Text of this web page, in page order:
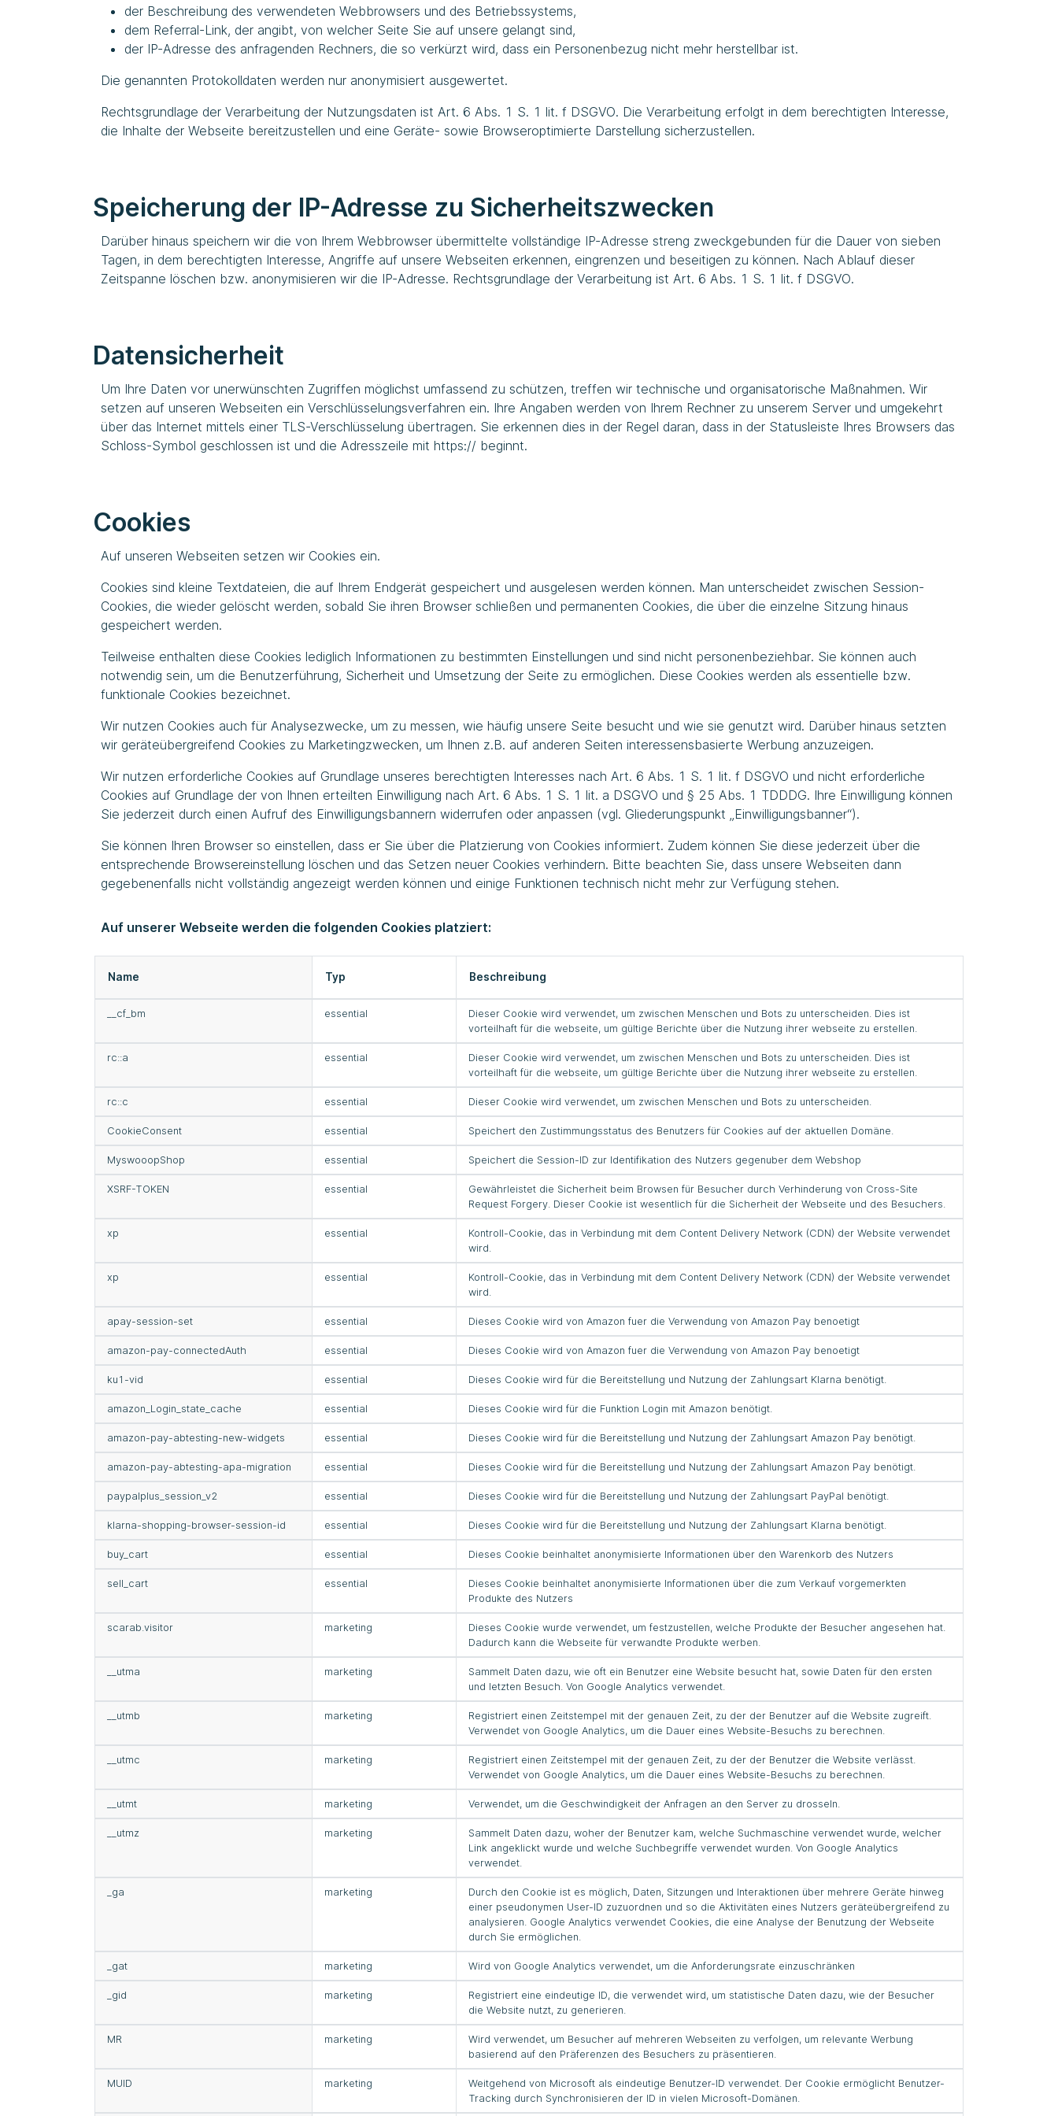
der Beschreibung des verwendeten Webbrowsers und des Betriebssystems,
dem Referral-Link, der angibt, von welcher Seite Sie auf unsere gelangt sind,
der IP-Adresse des anfragenden Rechners, die so verkürzt wird, dass ein Personenbezug nicht mehr herstellbar ist.
Die genannten Protokolldaten werden nur anonymisiert ausgewertet.
Rechtsgrundlage der Verarbeitung der Nutzungsdaten ist Art. 6 Abs. 1 S. 1 lit. f DSGVO. Die Verarbeitung erfolgt in dem berechtigten Interesse,
die Inhalte der Webseite bereitzustellen und eine Geräte- sowie Browseroptimierte Darstellung sicherzustellen.
Speicherung der IP-Adresse zu Sicherheitszwecken
Darüber hinaus speichern wir die von Ihrem Webbrowser übermittelte vollständige IP-Adresse streng zweckgebunden für die Dauer von sieben
Tagen, in dem berechtigten Interesse, Angriffe auf unsere Webseiten erkennen, eingrenzen und beseitigen zu können. Nach Ablauf dieser
Zeitspanne löschen bzw. anonymisieren wir die IP-Adresse. Rechtsgrundlage der Verarbeitung ist Art. 6 Abs. 1 S. 1 lit. f DSGVO.
Datensicherheit
Um Ihre Daten vor unerwünschten Zugriffen möglichst umfassend zu schützen, treffen wir technische und organisatorische Maßnahmen. Wir
setzen auf unseren Webseiten ein Verschlüsselungsverfahren ein. Ihre Angaben werden von Ihrem Rechner zu unserem Server und umgekehrt
über das Internet mittels einer TLS-Verschlüsselung übertragen. Sie erkennen dies in der Regel daran, dass in der Statusleiste Ihres Browsers das
Schloss-Symbol geschlossen ist und die Adresszeile mit https:// beginnt.
Cookies
Auf unseren Webseiten setzen wir Cookies ein.
Cookies sind kleine Textdateien, die auf Ihrem Endgerät gespeichert und ausgelesen werden können. Man unterscheidet zwischen Session-
Cookies, die wieder gelöscht werden, sobald Sie ihren Browser schließen und permanenten Cookies, die über die einzelne Sitzung hinaus
gespeichert werden.
Teilweise enthalten diese Cookies lediglich Informationen zu bestimmten Einstellungen und sind nicht personenbeziehbar. Sie können auch
notwendig sein, um die Benutzerführung, Sicherheit und Umsetzung der Seite zu ermöglichen. Diese Cookies werden als essentielle bzw.
funktionale Cookies bezeichnet.
Wir nutzen Cookies auch für Analysezwecke, um zu messen, wie häufig unsere Seite besucht und wie sie genutzt wird. Darüber hinaus setzten
wir geräteübergreifend Cookies zu Marketingzwecken, um Ihnen z.B. auf anderen Seiten interessensbasierte Werbung anzuzeigen.
Wir nutzen erforderliche Cookies auf Grundlage unseres berechtigten Interesses nach Art. 6 Abs. 1 S. 1 lit. f DSGVO und nicht erforderliche
Cookies auf Grundlage der von Ihnen erteilten Einwilligung nach Art. 6 Abs. 1 S. 1 lit. a DSGVO und § 25 Abs. 1 TDDDG. Ihre Einwilligung können
Sie jederzeit durch einen Aufruf des Einwilligungsbannern widerrufen oder anpassen (vgl. Gliederungspunkt „Einwilligungsbanner“).
Sie können Ihren Browser so einstellen, dass er Sie über die Platzierung von Cookies informiert. Zudem können Sie diese jederzeit über die
entsprechende Browsereinstellung löschen und das Setzen neuer Cookies verhindern. Bitte beachten Sie, dass unsere Webseiten dann
gegebenenfalls nicht vollständig angezeigt werden können und einige Funktionen technisch nicht mehr zur Verfügung stehen.
Auf unserer Webseite werden die folgenden Cookies platziert:
Name Typ Beschreibung
__cf_bm essential
Dieser Cookie wird verwendet, um zwischen Menschen und Bots zu unterscheiden. Dies ist
vorteilhaft für die webseite, um gültige Berichte über die Nutzung ihrer webseite zu erstellen.
rc::a essential
Dieser Cookie wird verwendet, um zwischen Menschen und Bots zu unterscheiden. Dies ist
vorteilhaft für die webseite, um gültige Berichte über die Nutzung ihrer webseite zu erstellen.
rc::c essential Dieser Cookie wird verwendet, um zwischen Menschen und Bots zu unterscheiden.
CookieConsent essential Speichert den Zustimmungsstatus des Benutzers für Cookies auf der aktuellen Domäne.
MyswooopShop essential Speichert die Session-ID zur Identifikation des Nutzers gegenuber dem Webshop
XSRF-TOKEN essential
Gewährleistet die Sicherheit beim Browsen für Besucher durch Verhinderung von Cross-Site
Request Forgery. Dieser Cookie ist wesentlich für die Sicherheit der Webseite und des Besuchers.
xp essential
Kontroll-Cookie, das in Verbindung mit dem Content Delivery Network (CDN) der Website verwendet
wird.
xp essential
Kontroll-Cookie, das in Verbindung mit dem Content Delivery Network (CDN) der Website verwendet
wird.
apay-session-set essential Dieses Cookie wird von Amazon fuer die Verwendung von Amazon Pay benoetigt
amazon-pay-connectedAuth essential Dieses Cookie wird von Amazon fuer die Verwendung von Amazon Pay benoetigt
ku1-vid essential Dieses Cookie wird für die Bereitstellung und Nutzung der Zahlungsart Klarna benötigt.
amazon_Login_state_cache essential Dieses Cookie wird für die Funktion Login mit Amazon benötigt.
amazon-pay-abtesting-new-widgets essential Dieses Cookie wird für die Bereitstellung und Nutzung der Zahlungsart Amazon Pay benötigt.
amazon-pay-abtesting-apa-migration essential Dieses Cookie wird für die Bereitstellung und Nutzung der Zahlungsart Amazon Pay benötigt.
paypalplus_session_v2 essential Dieses Cookie wird für die Bereitstellung und Nutzung der Zahlungsart PayPal benötigt.
klarna-shopping-browser-session-id essential Dieses Cookie wird für die Bereitstellung und Nutzung der Zahlungsart Klarna benötigt.
buy_cart essential Dieses Cookie beinhaltet anonymisierte Informationen über den Warenkorb des Nutzers
sell_cart essential
Dieses Cookie beinhaltet anonymisierte Informationen über die zum Verkauf vorgemerkten
Produkte des Nutzers
scarab.visitor marketing
Dieses Cookie wurde verwendet, um festzustellen, welche Produkte der Besucher angesehen hat.
Dadurch kann die Webseite für verwandte Produkte werben.
__utma marketing
Sammelt Daten dazu, wie oft ein Benutzer eine Website besucht hat, sowie Daten für den ersten
und letzten Besuch. Von Google Analytics verwendet.
__utmb marketing
Registriert einen Zeitstempel mit der genauen Zeit, zu der der Benutzer auf die Website zugreift.
Verwendet von Google Analytics, um die Dauer eines Website-Besuchs zu berechnen.
__utmc marketing
Registriert einen Zeitstempel mit der genauen Zeit, zu der der Benutzer die Website verlässt.
Verwendet von Google Analytics, um die Dauer eines Website-Besuchs zu berechnen.
__utmt marketing Verwendet, um die Geschwindigkeit der Anfragen an den Server zu drosseln.
__utmz marketing
Sammelt Daten dazu, woher der Benutzer kam, welche Suchmaschine verwendet wurde, welcher
Link angeklickt wurde und welche Suchbegriffe verwendet wurden. Von Google Analytics
verwendet.
_ga marketing
Durch den Cookie ist es möglich, Daten, Sitzungen und Interaktionen über mehrere Geräte hinweg
einer pseudonymen User-ID zuzuordnen und so die Aktivitäten eines Nutzers geräteübergreifend zu
analysieren. Google Analytics verwendet Cookies, die eine Analyse der Benutzung der Webseite
durch Sie ermöglichen.
_gat marketing Wird von Google Analytics verwendet, um die Anforderungsrate einzuschränken
_gid marketing
Registriert eine eindeutige ID, die verwendet wird, um statistische Daten dazu, wie der Besucher
die Website nutzt, zu generieren.
MR marketing
Wird verwendet, um Besucher auf mehreren Webseiten zu verfolgen, um relevante Werbung
basierend auf den Präferenzen des Besuchers zu präsentieren.
MUID marketing
Weitgehend von Microsoft als eindeutige Benutzer-ID verwendet. Der Cookie ermöglicht Benutzer-
Tracking durch Synchronisieren der ID in vielen Microsoft-Domänen.